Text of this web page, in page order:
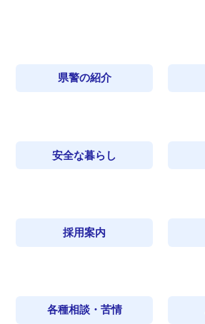
県警の紹介
安全な暮らし
採用案内
各種相談・苦情